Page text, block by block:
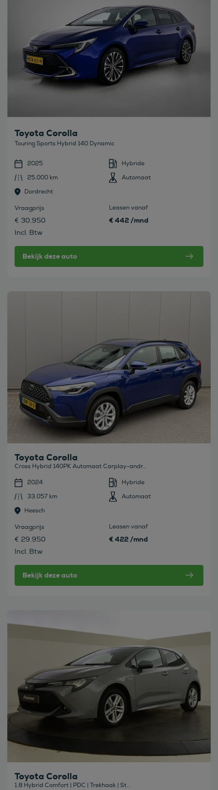
Toyota Corolla
Touring Sports Hybrid 140 Dynamic
2025
Hybride
25.000 km
Automaat
Dordrecht
Vraagprijs
€ 30.950
Incl. Btw
Leasen vanaf
€ 442 /mnd
Bekijk deze auto
Toyota Corolla
Cross Hybrid 140PK Automaat Carplay-andr...
2024
Hybride
33.057 km
Automaat
Heesch
Vraagprijs
€ 29.950
Incl. Btw
Leasen vanaf
€ 422 /mnd
Bekijk deze auto
Bekijk deze auto
Toyota Corolla
1.8 Hybrid Comfort | PDC | Trekhaak | St...